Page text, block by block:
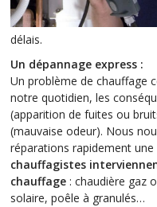
délais.
Un dépannage express :
Un problème de chauffage
notre quotidien, les
(apparition de fuites ou
(mauvaise odeur). Nous
réparations rapidement
chauffagistes
chauffage : chaudière gaz
solaire, poêle à granulés…